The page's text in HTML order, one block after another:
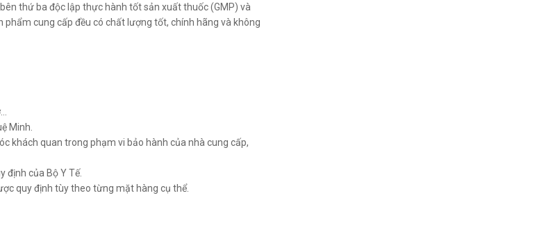
thứ ba độc lập thực hành tốt sản xuất thuốc (GMP) và
phẩm cung cấp đều có chất lượng tốt, chính hãng và không
Minh.
khách quan trong phạm vi bảo hành của nhà cung cấp,
định của Bộ Y Tế.
quy định tùy theo từng mặt hàng cụ thể.